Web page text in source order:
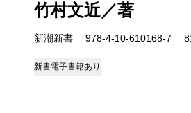
竹村文近／著
新潮新書 978-4-10-610168-7
新書電子書籍あり